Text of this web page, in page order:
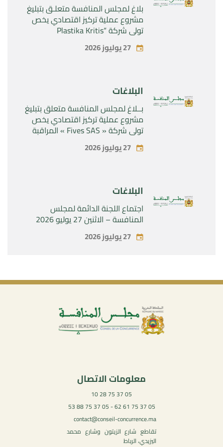
بلاغ لمجلس المنافسة متعلـق بتبليغ
مشروع عملية تركيز اقتصادي يخص
تولي شركة “Plastika Kritis
SA”المراقبة الحصرية لشركة
“Naturplas Industrial SARL” 27 يوليوز 2026
البلاغات
بــلاغ لمجلس المنافسة متعلق بتبليغ
مشروع عملية تركيز اقتصادي يخص
تولي شركة « Fives SAS » المراقبة
SAS »27 يوليوز 2026
البلاغات
اجتماع اللجنة الدائمة لمجلس
المنافسة – الاثنين 27 يوليو 2026
27 يوليوز 2026
معلومات الاتصال
05 37 75 28 10
05 37 75 61 62 - 05 37 75 88 53
contact@conseil-concurrence.ma
تقاطع شارع الزيتون وشارع محمد
اليزيدي، الرباط